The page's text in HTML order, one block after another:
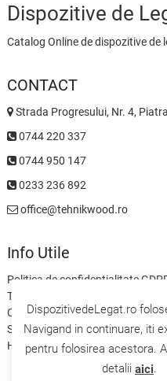
Dispozitive de
Catalog Online de dispozitive de
CONTACT
Strada Progresului, Nr. 4,
0744 220 337
0744 950 147
0233 236 892
office@tehnikwood.ro
Info Utile
Politica de confidentialitate
Termeni si Conditii
Contact
Servicii
Home
DispozitivedeLegat.ro
Navigand in continuare, iti
pentru folosirea acestora.
detalii aici.